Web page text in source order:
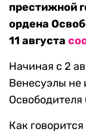
престижной
ордена
11 августа
Начиная с 2
Венесуэлы не
Как